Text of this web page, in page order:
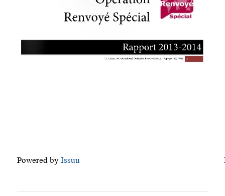
Powered by Issuu